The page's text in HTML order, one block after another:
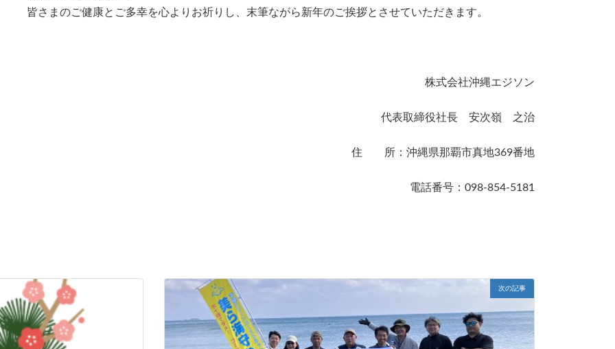
皆さまのご健康とご多幸を心よりお祈りし、末筆ながら新年のご挨拶とさせていただきます。
株式会社沖縄エジソン
代表取締役社長 安次嶺 之治
住 所：沖縄県那覇市真地369番地
電話番号：098-854-5181
次の記事